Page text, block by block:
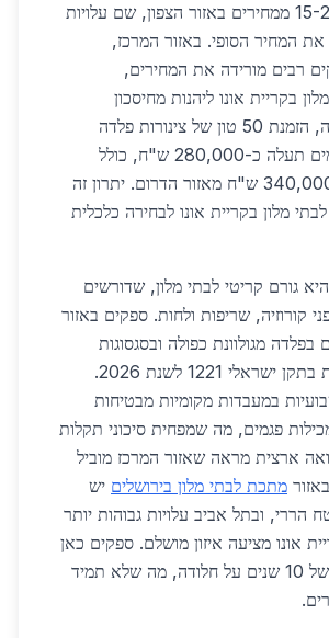
זה נמוך בכ-15-20% ממחירים באזור הצפון, שם עלויות
את המחיר הסופי. באזור המרכז,
רבים מורידה את המחירים,
בקריית אונו ליהנות מחיסכון
משמעותי. לדוגמה, הזמנת 50 טון של צינורות פלדה
עמידים למים חמים תעלה כ-280,000 ש"ח, כולל
משלוח, לעומת 340,000 ש"ח מאזור הדרום. יתרון זה
מלון בקריית אונו לבחירה כלכלית
גורם קריטי לבתי מלון, שדורשים
קורוזיה, שריפות ולחות. ספקים באזור
מגולוונת כפולה ובסגסוגות
מיוחדות העומדות בתקן ישראלי 1221 לשנת 2026.
במעבדות מקומיות מבטיחות
פגמים, מה שמפחית סיכוני תקלות
ארצית מראה שאזור המרכז מוביל
מתכת לבתי מלון בירושלים יש
הררי, ובתל אביב עלויות גבוהות יותר
אונו מציעה איזון מושלם. ספקים כאן
מציעים אחריות של 10 שנים על חלודה, מה שלא תמיד